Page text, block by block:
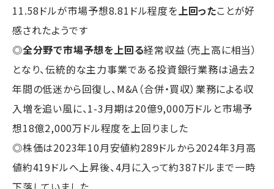
11.58ドルが市場予想8.81ドル程度を 上回ったことが好
感されたようです
◎全分野で市場予想を上回る経常収益（売上高に相当）
となり、伝統的な主力事業である投資銀行業務は過去2
年間の低迷から回復し、M&A（合併・買収）業務による収
入増を追い風に、1-3月期は20億9,000万ドルと市場予
想18億2,000万ドル程度を上回りました
◎株価は2023年10月安値約289ドルから2024年3月高
値約419ドルへ上昇後、4月に入って約387ドルまで一時